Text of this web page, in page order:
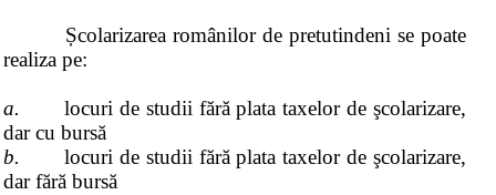
Școlarizarea românilor de pretutindeni se poate
realiza pe:
a. locuri de studii fără plata taxelor de şcolarizare,
dar cu bursă
b. locuri de studii fără plata taxelor de şcolarizare,
dar fără bursă